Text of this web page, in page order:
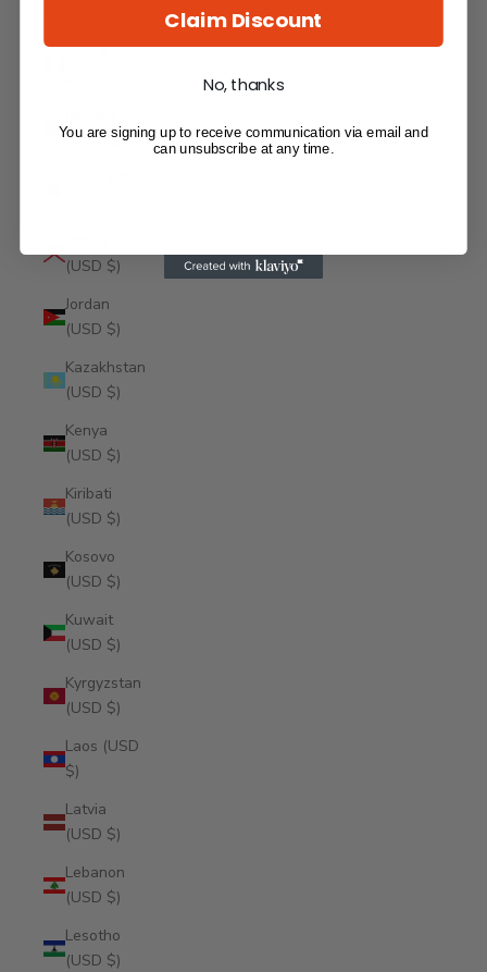
Italy (USD
(USD $)
(USD $)
Jordan
(USD $)
Kazakhstan
(USD $)
Kenya
(USD $)
Kiribati
(USD $)
Kosovo
(USD $)
Kuwait
(USD $)
Kyrgyzstan
(USD $)
Laos (USD
$)
Latvia
(USD $)
Lebanon
(USD $)
Lesotho
(USD $)
Claim Discount
No, thanks
You are signing up to receive communication via email and
can unsubscribe at any time.